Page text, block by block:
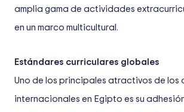
amplia gama de actividades
en un marco multicultural.
Estándares curriculares globales
Uno de los principales atractivos de los
internacionales en Egipto es su